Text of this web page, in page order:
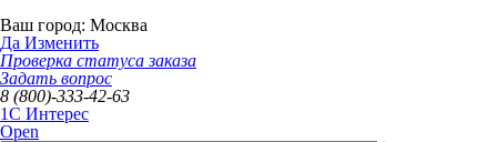
Ваш город: Москва
Да Изменить
Проверка статуса заказа
Задать вопрос
8 (800)-333-42-63
1C Интерес
Open